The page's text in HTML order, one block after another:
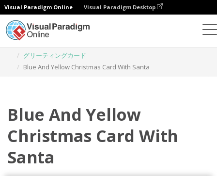
Visual Paradigm Online Visual Paradigm Desktop
グリーティングカード
Blue And Yellow Christmas Card With Santa
Blue And Yellow
Christmas Card With
Santa